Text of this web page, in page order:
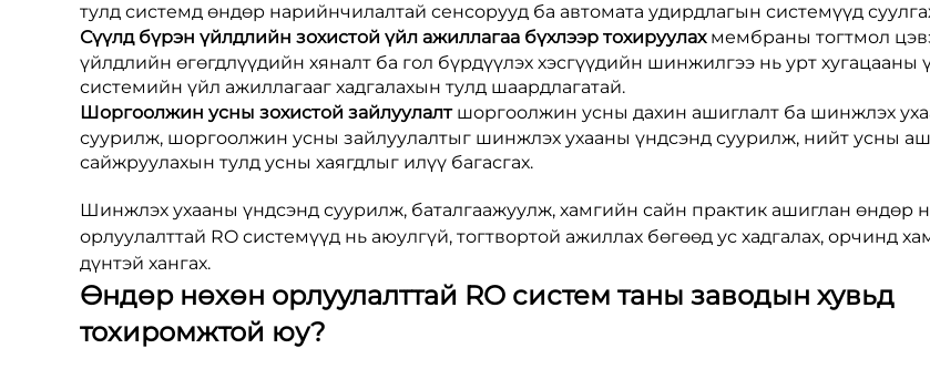
тулд системд өндөр нарийнчилалтай сенсорууд ба автомата удирдлагын системүүд
Сүүлд бүрэн үйлдлийн зохистой үйл ажиллагаа бүхлээр тохируулах мембраны тогтмол
үйлдлийн өгөгдлүүдийн хяналт ба гол бүрдүүлэх хэсгүүдийн шинжилгээ нь урт хугацааны
системийн үйл ажиллагааг хадгалахын тулд шаардлагатай.
Шоргоолжин усны зохистой зайлуулалт шоргоолжин усны дахин ашиглалт ба шинжлэх
суурилж, шоргоолжин усны зайлуулалтыг шинжлэх ухааны үндсэнд суурилж, нийт усны
сайжруулахын тулд усны хаягдлыг илүү багасгах.
Шинжлэх ухааны үндсэнд суурилж, баталгаажуулж, хамгийн сайн практик ашиглан өндөр
орлуулалттай RO системүүд нь аюулгүй, тогтвортой ажиллах бөгөөд ус хадгалах, орчинд
дүнтэй хангах.
Өндөр нөхөн орлуулалттай RO систем таны заводын хувьд
тохиромжтой юу?